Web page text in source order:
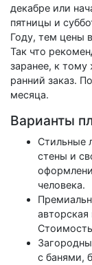
декабре или
пятницы и
Году, тем цены
Так что
заранее, к
ранний заказ.
месяца.
Варианты
Стильные
стены и
человека.
авторская
с банями,